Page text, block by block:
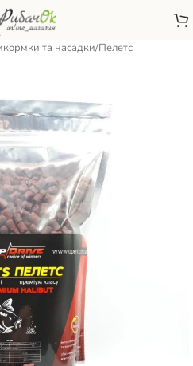
та насадки/Пелетс